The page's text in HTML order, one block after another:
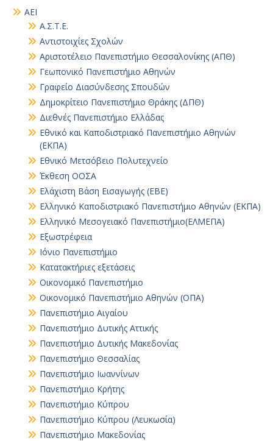
ΑΕΙ
Α.Σ.Τ.Ε.
Αντιστοιχίες Σχολών
Αριστοτέλειο Πανεπιστήμιο Θεσσαλονίκης (ΑΠΘ)
Γεωπονικό Πανεπιστήμιο Αθηνών
Γραφείο Διασύνδεσης Σπουδών
Δημοκρίτειο Πανεπιστήμιο Θράκης (ΔΠΘ)
Διεθνές Πανεπιστήμιο Ελλάδας
Εθνικό και Καποδιστριακό Πανεπιστήμιο Αθηνών
(ΕΚΠΑ)
Εθνικό Μετσόβειο Πολυτεχνείο
Έκθεση ΟΟΣΑ
Ελάχιστη Βάση Εισαγωγής (ΕΒΕ)
Ελληνικό Καποδιστριακό Πανεπιστήμιο Αθηνών (ΕΚΠΑ)
Ελληνικό Μεσογειακό Πανεπιστήμιο(ΕΛΜΕΠΑ)
Εξωστρέφεια
Ιόνιο Πανεπιστήμιο
Κατατακτήριες εξετάσεις
Οικονομικό Πανεπιστήμιο
Οικονομικό Πανεπιστήμιο Αθηνών (ΟΠΑ)
Πανεπιστήμιο Αιγαίου
Πανεπιστήμιο Δυτικής Αττικής
Πανεπιστήμιο Δυτικής Μακεδονίας
Πανεπιστήμιο Θεσσαλίας
Πανεπιστήμιο Ιωαννίνων
Πανεπιστήμιο Κρήτης
Πανεπιστήμιο Κύπρου
Πανεπιστήμιο Κύπρου (Λευκωσία)
Πανεπιστήμιο Μακεδονίας